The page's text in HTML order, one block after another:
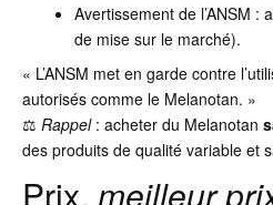
Avertissement de l’ANSM :
de mise sur le marché).
« L’ANSM met en garde contre
autorisés comme le Melanotan. »
⚖️ Rappel: acheter du Melanotan
des produits de qualité variable et
Prix, meilleur